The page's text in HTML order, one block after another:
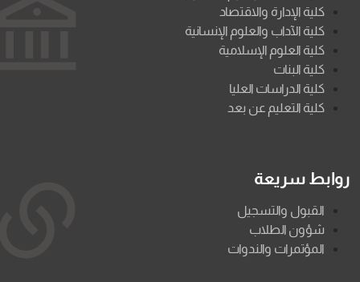
كلية الإدارة والاقتصاد
كلية الآداب والعلوم الإنسانية
كلية العلوم الإسلامية
كلية البنات
كلية الدراسات العليا
كلية التعليم عن بعد
روابط سريعة
القبول والتسجيل
شؤون الطلاب
المؤتمرات والندوات